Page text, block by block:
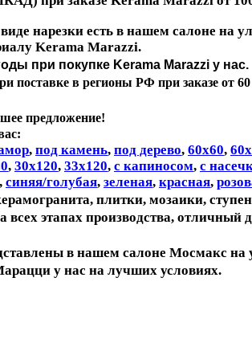
нарезки есть в нашем салоне на
Kerama Marazzi.
при покупке Kerama Marazzi у нас.
поставке в регионы РФ при заказе от
предложение!
, под камень, под дерево, 60х60,
, 30х120, 33х120, с капиносом, с
, синяя/голубая, зеленая, красная,
плитки, мозаики,
всех этапах производства,
в нашем салоне Мосмакс на
у нас на лучших условиях.